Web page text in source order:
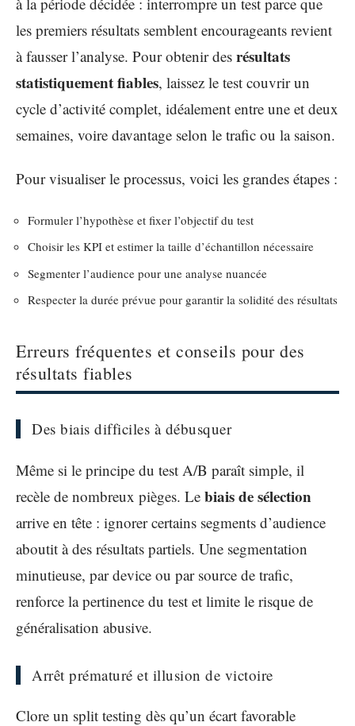
les premiers résultats semblent encourageants revient
à fausser l’analyse. Pour obtenir des résultats
statistiquement fiables, laissez le test couvrir un
cycle d’activité complet, idéalement entre une et deux
semaines, voire davantage selon le trafic ou la saison.
Pour visualiser le processus, voici les grandes étapes :
Formuler l’hypothèse et fixer l’objectif du test
Choisir les KPI et estimer la taille d’échantillon nécessaire
Segmenter l’audience pour une analyse nuancée
Respecter la durée prévue pour garantir la solidité des résultats
Erreurs fréquentes et conseils pour des
résultats fiables
Des biais difficiles à débusquer
Même si le principe du test A/B paraît simple, il
recèle de nombreux pièges. Le biais de sélection
arrive en tête : ignorer certains segments d’audience
aboutit à des résultats partiels. Une segmentation
minutieuse, par device ou par source de trafic,
renforce la pertinence du test et limite le risque de
généralisation abusive.
Arrêt prématuré et illusion de victoire
Clore un split testing dès qu’un écart favorable